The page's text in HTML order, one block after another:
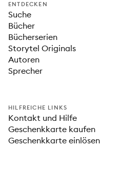
ENTDECKEN
Suche
Bücher
Bücherserien
Storytel Originals
Autoren
Sprecher
HILFREICHE LINKS
Kontakt und Hilfe
Geschenkkarte kaufen
Geschenkkarte einlösen